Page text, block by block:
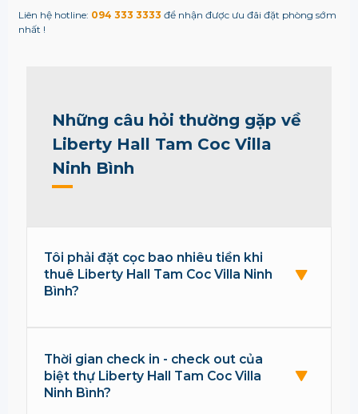
Liên hệ hotline: 094 333 3333 để nhận được ưu đãi đặt phòng sớm
nhất !
Những câu hỏi thường gặp về
Liberty Hall Tam Coc Villa
Ninh Bình
Tôi phải đặt cọc bao nhiêu tiền khi
thuê Liberty Hall Tam Coc Villa Ninh
Bình?
Thời gian check in - check out của
biệt thự Liberty Hall Tam Coc Villa
Ninh Bình?